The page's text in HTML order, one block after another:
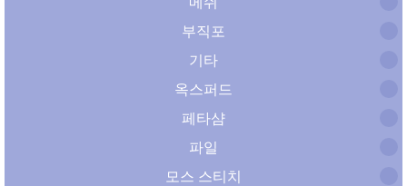
부직포
기타
옥스퍼드
페타샴
파일
모스 스티치